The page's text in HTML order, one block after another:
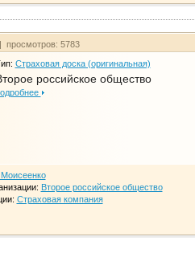
5783
Страховая доска (оригинальная)
российское общество
Второе российское общество
Страховая компания